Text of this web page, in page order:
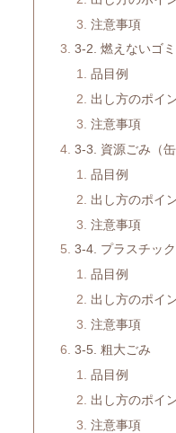
注意事項
3-2. 燃えないゴミ
品目例
出し方のポイ
注意事項
3-3. 資源ごみ（
品目例
出し方のポイ
注意事項
3-4. プラスチック
品目例
出し方のポイ
注意事項
3-5. 粗大ごみ
品目例
出し方のポイ
注意事項